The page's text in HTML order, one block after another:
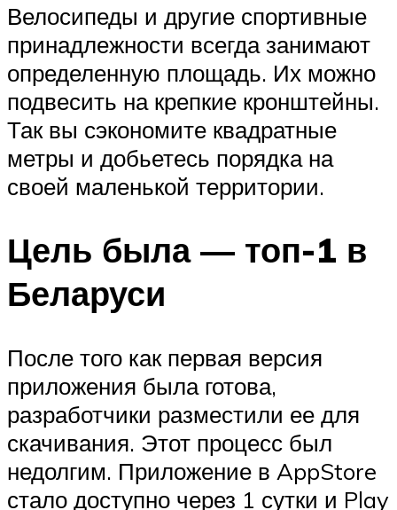
Велосипеды и другие спортивные
принадлежности всегда занимают
определенную площадь. Их можно
подвесить на крепкие кронштейны.
Так вы сэкономите квадратные
метры и добьетесь порядка на
своей маленькой территории.
Цель была — топ-1 в
Беларуси
После того как первая версия
приложения была готова,
разработчики разместили ее для
скачивания. Этот процесс был
недолгим. Приложение в AppStore
стало доступно через 1 сутки и Play